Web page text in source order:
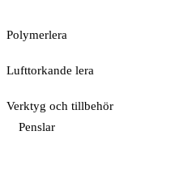
Polymerlera
Lufttorkande lera
Verktyg och tillbehör
Penslar